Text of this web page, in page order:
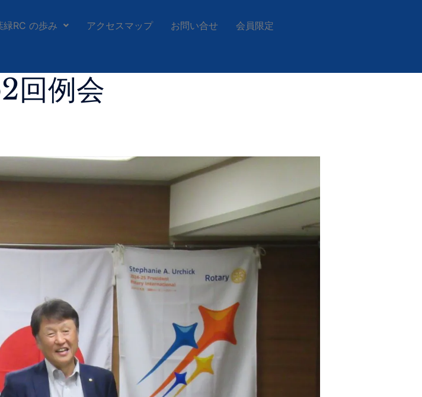
緑RC の歩み アクセスマップ お問い合せ 会員限定
回例会